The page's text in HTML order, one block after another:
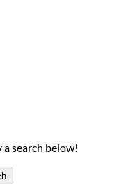
a search below!